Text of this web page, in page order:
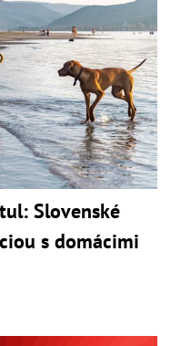
Slovenské
s domácimi